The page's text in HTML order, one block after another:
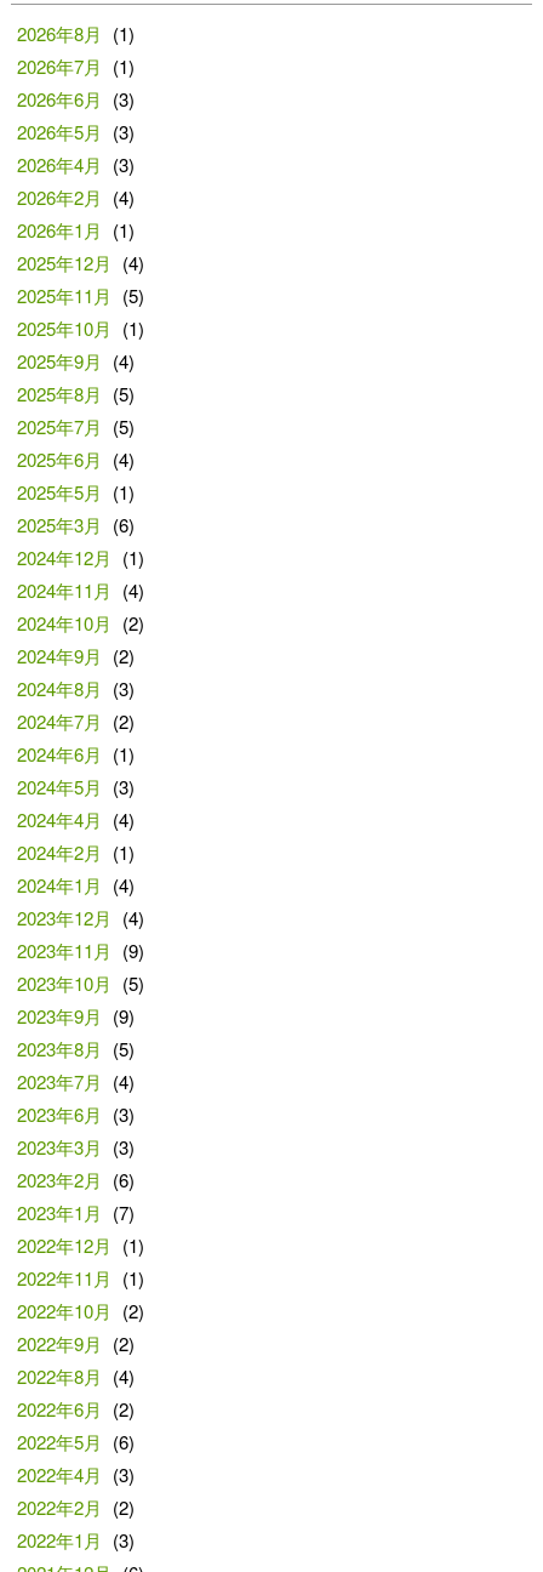
2026年8月
(1)
2026年7月
(1)
2026年6月
(3)
2026年5月
(3)
2026年4月
(3)
2026年2月
(4)
2026年1月
(1)
2025年12月
(4)
2025年11月
(5)
2025年10月
(1)
2025年9月
(4)
2025年8月
(5)
2025年7月
(5)
2025年6月
(4)
2025年5月
(1)
2025年3月
(6)
2024年12月
(1)
2024年11月
(4)
2024年10月
(2)
2024年9月
(2)
2024年8月
(3)
2024年7月
(2)
2024年6月
(1)
2024年5月
(3)
2024年4月
(4)
2024年2月
(1)
2024年1月
(4)
2023年12月
(4)
2023年11月
(9)
2023年10月
(5)
2023年9月
(9)
2023年8月
(5)
2023年7月
(4)
2023年6月
(3)
2023年3月
(3)
2023年2月
(6)
2023年1月
(7)
2022年12月
(1)
2022年11月
(1)
2022年10月
(2)
2022年9月
(2)
2022年8月
(4)
2022年6月
(2)
2022年5月
(6)
2022年4月
(3)
2022年2月
(2)
2022年1月
(3)